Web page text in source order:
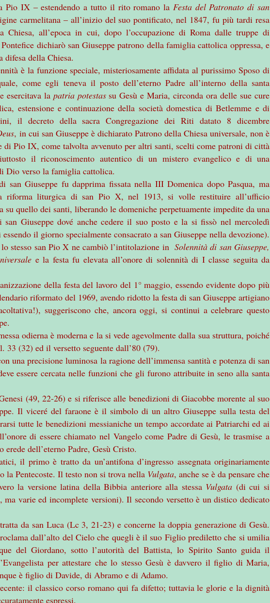
Pio IX – estendendo a tutto il rito romano la Festa del Patronato di san
carmelitana – all’inizio del suo pontificato, nel 1847, fu più tardi resa
Chiesa, all’epoca in cui, dopo l’occupazione di Roma dalle truppe di
dichiarò san Giuseppe patrono della famiglia cattolica oppressa, e
difesa della Chiesa.
è la funzione speciale, misteriosamente affidata al purissimo Sposo di
come egli teneva il posto dell’eterno Padre all’interno della santa
esercitava la patria potestassu Gesù e Maria, circonda ora delle sue cure
estensione e continuazione della società domestica di Betlemme e di
il decreto della sacra Congregazione dei Riti datato 8 dicembre
, in cui san Giuseppe è dichiarato Patrono della Chiesa universale, non è
di Pio IX, come talvolta avvenuto per altri santi, scelti come patroni di città
il riconoscimento autentico di un mistero evangelico e di una
Dio verso la famiglia cattolica.
san Giuseppe fu dapprima fissata nella III Domenica dopo Pasqua, ma
riforma liturgica di san Pio X, nel 1913, si volle restituire all’ufficio
su quello dei santi, liberando le domeniche perpetuamente impedite da una
Giuseppe dové anche cedere il suo posto e la si fissò nel mercoledì
il giorno specialmente consacrato a san Giuseppe nella devozione).
stesso san Pio X ne cambiò l’intitolazione inSolennità di san Giuseppe,
e la festa fu elevata all’onore di solennità di I classe seguita da
della festa del lavoro del 1° maggio, essendo evidente dopo più
riformato del 1969, avendo ridotto la festa di san Giuseppe artigiano
suggeriscono che, ancora oggi, si continui a celebrare questo
odierna è moderna e la si vede agevolmente dalla sua struttura, poiché
33 (32) ed il versetto seguente dall’80 (79).
una precisione luminosa la ragione dell’immensa santità e potenza di san
essere cercata nelle funzioni che gli furono attribuite in seno alla santa
(49, 22-26) e si riferisce alle benedizioni di Giacobbe morente al suo
Il viceré del faraone è il simbolo di un altro Giuseppe sulla testa del
tutte le benedizioni messianiche un tempo accordate ai Patriarchi ed ai
di essere chiamato nel Vangelo come Padre di Gesù, le trasmise a
erede dell’eterno Padre, Gesù Cristo.
il primo è tratto da un’antifona d’ingresso assegnata originariamente
la Pentecoste. Il testo non si trova nella Vulgata, anche se è da pensare che
la versione latina della Bibbia anteriore alla stessa Vulgata (di cui si
ma varie ed incomplete versioni). Il secondo versetto è un distico dedicato
da san Luca (Lc 3, 21-23) e concerne la doppia generazione di Gesù.
dall’alto del Cielo che quegli è il suo Figlio prediletto che si umilia
del Giordano, sotto l’autorità del Battista, lo Spirito Santo guida il
per attestare che lo stesso Gesù è davvero il figlio di Maria,
è figlio di Davide, di Abramo e di Adamo.
il classico corso romano qui fa difetto; tuttavia le glorie e la dignità
espressi.